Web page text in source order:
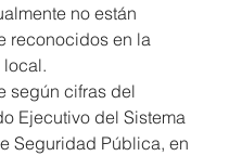
no están
reconocidos en la
según cifras del
Ejecutivo del Sistema
Seguridad Pública, en